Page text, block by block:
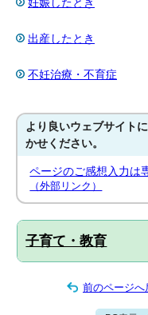
出産したとき
不妊治療・不育症
より良いウェブサイト
かせください。
ページのご感想入力は
（外部リンク）
子育て・教育
前のページへ